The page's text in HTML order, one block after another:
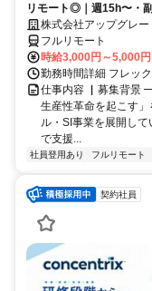
リモート◎｜週15h〜・
株式会社アップグレー
フルリモート
時給3,000円～5,000円
勤務時間詳細 フレッ
仕事内容 ▏募集
生産性革命を起こす
ル・SI事業を展開し
で支援...
社員登用あり フルリモート
契約社員